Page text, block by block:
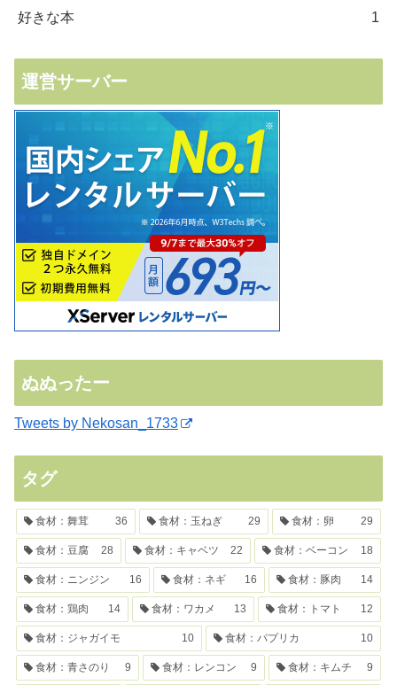
好きな本 1
運営サーバー
ぬぬったー
Tweets by Nekosan_1733
タグ
食材：舞茸 36 食材：玉ねぎ 29 食材：卵 29
食材：豆腐 28 食材：キャベツ 22 食材：ベーコン 18
食材：ニンジン 16 食材：ネギ 16 食材：豚肉 14
食材：鶏肉 14 食材：ワカメ 13 食材：トマト 12
食材：ジャガイモ 10 食材：パプリカ 10
食材：青さのり 9 食材：レンコン 9 食材：キムチ 9